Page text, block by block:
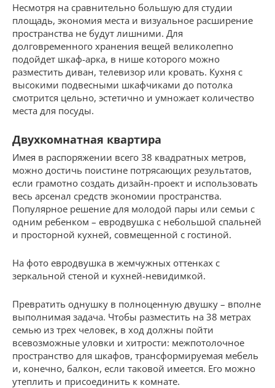
Несмотря на сравнительно большую для студии
площадь, экономия места и визуальное расширение
пространства не будут лишними. Для
долговременного хранения вещей великолепно
подойдет шкаф-арка, в нише которого можно
разместить диван, телевизор или кровать. Кухня с
высокими подвесными шкафчиками до потолка
смотрится цельно, эстетично и умножает количество
места для посуды.
Двухкомнатная квартира
Имея в распоряжении всего 38 квадратных метров,
можно достичь поистине потрясающих результатов,
если грамотно создать дизайн-проект и использовать
весь арсенал средств экономии пространства.
Популярное решение для молодой пары или семьи с
одним ребенком – евродвушка с небольшой спальней
и просторной кухней, совмещенной с гостиной.
На фото евродвушка в жемчужных оттенках с
зеркальной стеной и кухней-невидимкой.
Превратить однушку в полноценную двушку – вполне
выполнимая задача. Чтобы разместить на 38 метрах
семью из трех человек, в ход должны пойти
всевозможные уловки и хитрости: межпотолочное
пространство для шкафов, трансформируемая мебель
и, конечно, балкон, если таковой имеется. Его можно
утеплить и присоединить к комнате.